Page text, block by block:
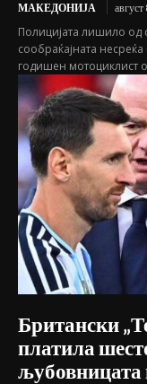
МАКЕДОНИЈА
Полицијата лишило од
сообраќајната несреќа
годишен мотоциклист
Британски
платила